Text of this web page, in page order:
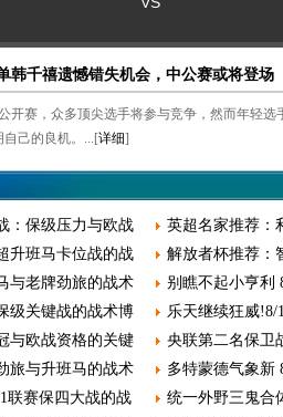
韩千禧遗憾错失机会，中公赛或将登场
开赛，众多顶尖选手将参与竞争，然而年轻
己的良机。...[详细]
：保级压力与欧战
升班马卡位战的战
与老牌劲旅的战术
级关键战的战术博
与欧战资格的关键
旅与升班马的战术
联赛保四大战的战
英超名家推荐：
解放者杯推荐：
别瞧不起小亨利
乐天继续狂威!8/
央联第二名保卫
多特蒙德气象新
统一外野三鬼合